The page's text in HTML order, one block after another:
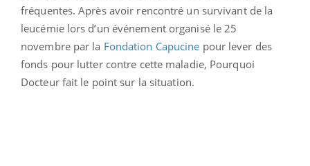
fréquentes. Après avoir rencontré un survivant de la
leucémie lors d’un événement organisé le 25
novembre par la Fondation Capucine pour lever des
fonds pour lutter contre cette maladie, Pourquoi
Docteur fait le point sur la situation.